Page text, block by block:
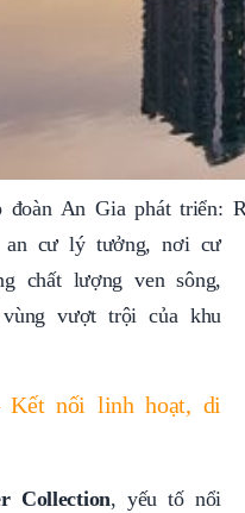
An Gia phát triển:
an cư lý tưởng, nơi cư
chất lượng ven sông,
vượt trội của khu
nối linh hoạt, di
Collection, yếu tố nổi